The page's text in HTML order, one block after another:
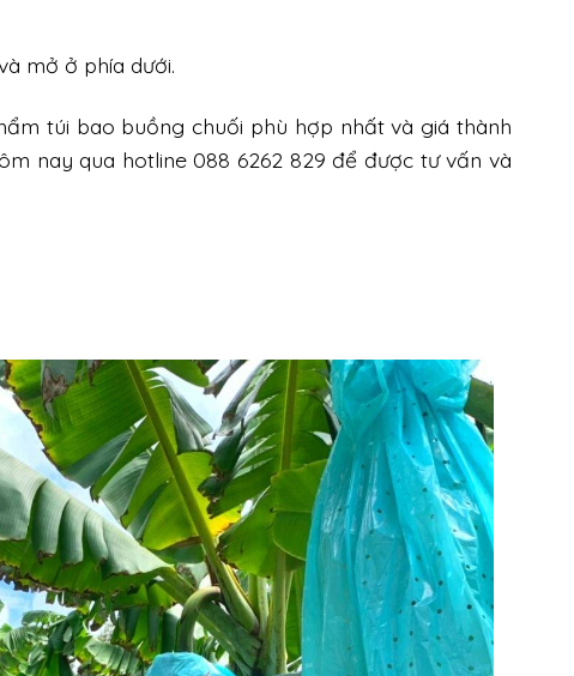
mở ở phía dưới.
túi bao buồng chuối phù hợp nhất và giá thành
nay qua hotline 088 6262 829 để được tư vấn và